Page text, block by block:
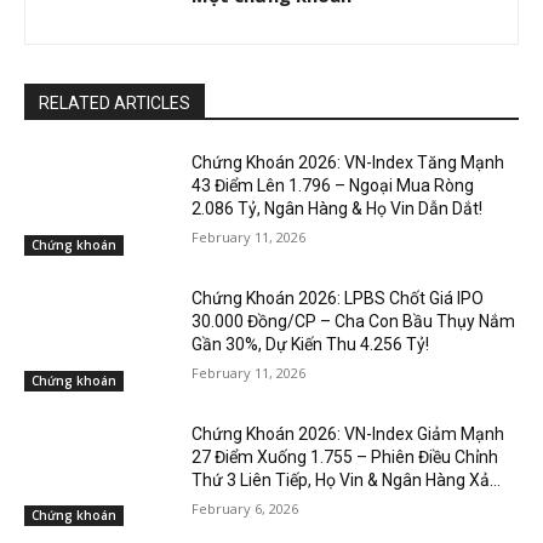
RELATED ARTICLES
Chứng khoán
Chứng Khoán 2026: VN-Index Tăng Mạnh
43 Điểm Lên 1.796 – Ngoại Mua Ròng
2.086 Tỷ, Ngân Hàng & Họ Vin Dẫn Dắt!
February 11, 2026
Chứng khoán
Chứng Khoán 2026: LPBS Chốt Giá IPO
30.000 Đồng/CP – Cha Con Bầu Thụy Nắm
Gần 30%, Dự Kiến Thu 4.256 Tỷ!
February 11, 2026
Chứng khoán
Chứng Khoán 2026: VN-Index Giảm Mạnh
27 Điểm Xuống 1.755 – Phiên Điều Chỉnh
Thứ 3 Liên Tiếp, Họ Vin & Ngân Hàng Xả...
February 6, 2026